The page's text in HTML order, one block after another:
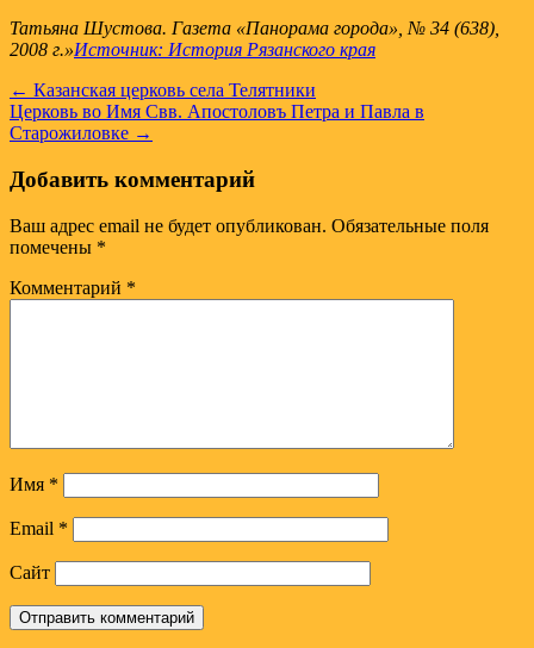
Татьяна Шустова. Газета «Панорама города», № 34 (638),
2008 г.»Источник: История Рязанского края
Навигация
по
← Казанская церковь села Телятники
Церковь во Имя Свв. Апостоловъ Петра и Павла в
Старожиловке →
Добавить комментарий
Ваш адрес email не будет опубликован. Обязательные поля
помечены *
Комментарий *
Имя *
Email *
Сайт